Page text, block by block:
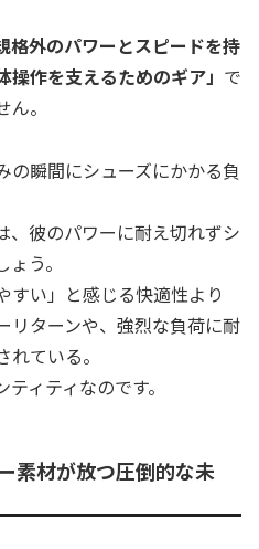
格外のパワーとスピードを持
作を支えるためのギア」 で
。
の瞬間にシューズにかかる負
、彼のパワーに耐え切れずシ
う。
すい」と感じる快適性より
リターンや、強烈な負荷に耐
ている。
ィティなのです。
素材が放つ圧倒的な未